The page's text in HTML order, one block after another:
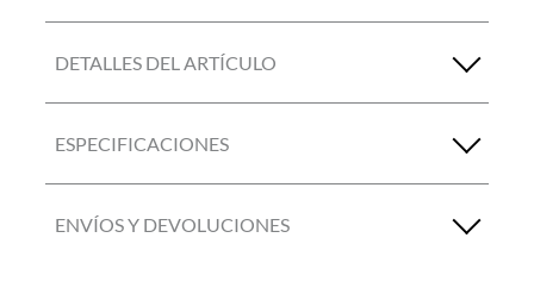
DETALLES DEL ARTÍCULO
ESPECIFICACIONES
ENVÍOS Y DEVOLUCIONES